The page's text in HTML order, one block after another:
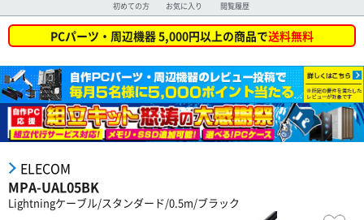
初めての方 お気に入り 閲覧履歴
PCパーツ・周辺機器 5,000円以上の商品で送料無料
ELECOM
MPA-UAL05BK
Lightningケーブル/スタンダード/0.5m/ブラック